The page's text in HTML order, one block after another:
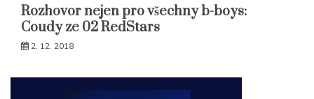
Rozhovor nejen pro všechny b-boys:
Coudy ze 02 RedStars
2. 12. 2018